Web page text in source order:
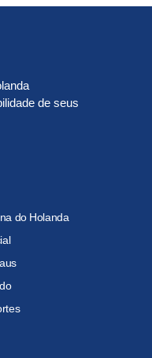
de seus
do Holanda